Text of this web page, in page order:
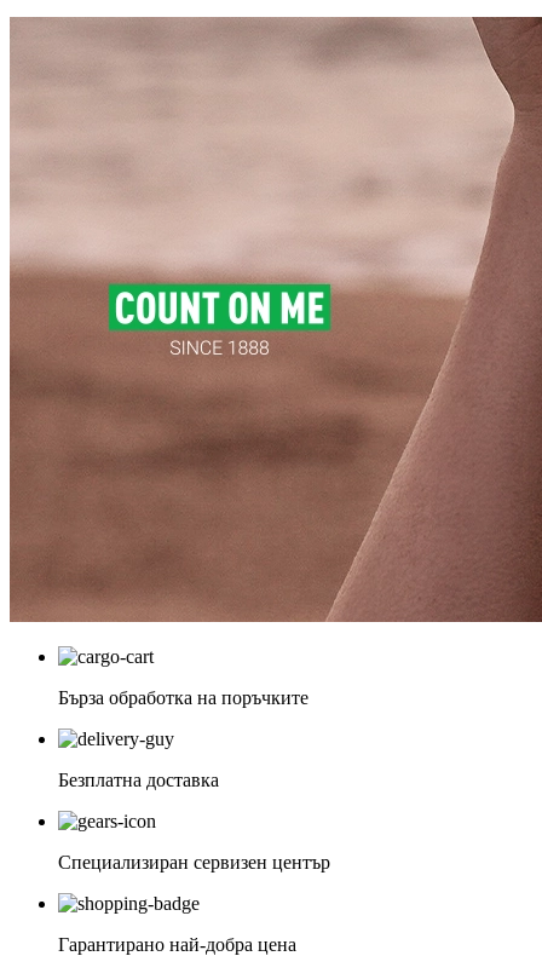
Бърза обработка на поръчките
Безплатна доставка
Специализиран сервизен център
Гарантирано най-добра цена